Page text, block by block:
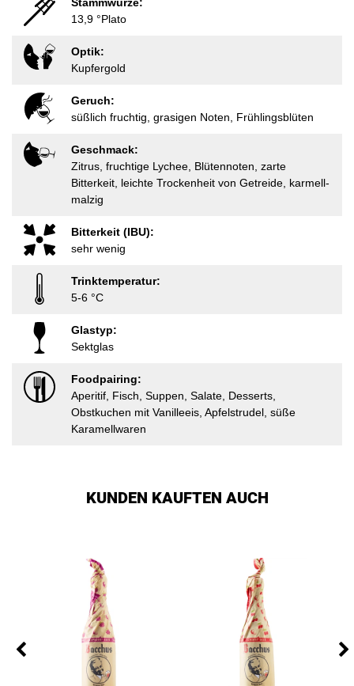
Stammwürze:
13,9 °Plato
Optik:
Kupfergold
Geruch:
süßlich fruchtig, grasigen Noten, Frühlingsblüten
Geschmack:
Zitrus, fruchtige Lychee, Blütennoten, zarte
Bitterkeit, leichte Trockenheit von Getreide, karmell-
malzig
Bitterkeit (IBU):
sehr wenig
Trinktemperatur:
5-6 °C
Glastyp:
Sektglas
Foodpairing:
Aperitif, Fisch, Suppen, Salate, Desserts,
Obstkuchen mit Vanilleeis, Apfelstrudel, süße
Karamellwaren
KUNDEN KAUFTEN AUCH